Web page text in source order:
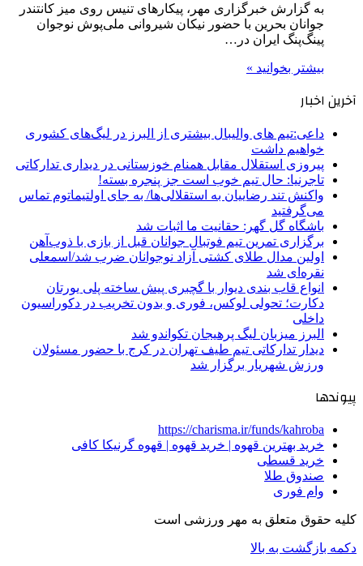
به گزارش خبرگزاری مهر، پیکارهای تنیس روی میز کانتندر
جوانان بحرین با حضور نیکان شیروانی ملی‌پوش نوجوان
پینگ‌پنگ ایران در…
بیشتر بخوانید »
آخرین اخبار
داعی:تیم های والیبال بیشتری از البرز در لیگ‌های کشوری
خواهیم داشت
پیروزی استقلال مقابل همنام خوزستانی در دیداری تدارکاتی
تاجرنیا: حال تیم خوب است جز پنجره بسته!
واکنش تند رضاییان به استقلالی‌ها/ به جای اولتیماتوم تماس
می‌گرفتید
باشگاه گل گهر: حقانیت ما اثبات شد
برگزاری تمرین تیم فوتبال جوانان قبل از بازی با ذوب‌آهن
اولین مدال طلای کشتی آزاد نوجوانان ضرب شد/اسمعلی
نقره‌ای شد
انواع قاب بندی دیوار با گچبری پیش ساخته پلی یورتان
دکارت؛ تحولی لوکس، فوری و بدون تخریب در دکوراسیون
داخلی
البرز میزبان لیگ پرهیجان تکواندو شد
دیدار تدارکاتی تیم طیف تهران در کرج با حضور مسئولان
ورزش شهریار برگزار شد
پیوندها
https://charisma.ir/funds/kahroba
خرید بهترین قهوه | خرید قهوه | قهوه گرنیکا کافی
خرید قسطی
صندوق طلا
وام فوری
کلیه حقوق متعلق به مهر ورزشی است
دکمه بازگشت به بالا